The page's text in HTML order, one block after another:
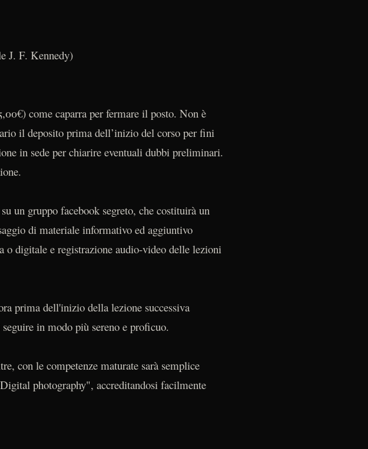
J. F. Kennedy)
come caparra per fermare il posto. Non è
il deposito prima dell’inizio del corso per fini
in sede per chiarire eventuali dubbi preliminari.
un gruppo facebook segreto, che costituirà un
di materiale informativo ed aggiuntivo
o digitale e registrazione audio-video delle lezioni
prima dell'inizio della lezione successiva
in modo più sereno e proficuo.
con le competenze maturate sarà semplice
photography", accreditandosi facilmente